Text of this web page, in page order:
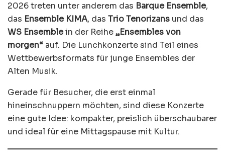
2026 treten unter anderem das Barque Ensemble,
das Ensemble KIMA, das Trio Tenorizans und das
WS Ensemblein der Reihe„Ensembles von
morgen“ auf. Die Lunchkonzerte sind Teil eines
Wettbewerbsformats für junge Ensembles der
Alten Musik.
Gerade für Besucher, die erst einmal
hineinschnuppern möchten, sind diese Konzerte
eine gute Idee: kompakter, preislich überschaubarer
und ideal für eine Mittagspause mit Kultur.